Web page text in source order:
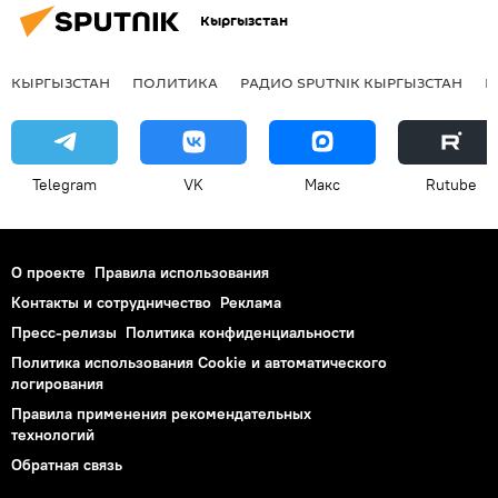
Кыргызстан
КЫРГЫЗСТАН ПОЛИТИКА РАДИО SPUTNIK КЫРГЫЗСТАН
Telegram VK Макс Rutube
О проекте Правила использования
Контакты и сотрудничество Реклама
Пресс-релизы Политика конфиденциальности
Политика использования Cookie и автоматического
логирования
Правила применения рекомендательных
технологий
Обратная связь